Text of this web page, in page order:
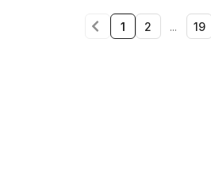
Go to previous page
1
Go to page 1
2
Go to page
... 19